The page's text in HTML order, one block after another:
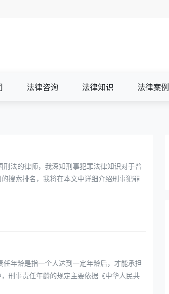
法律咨询 法律知识 法律案例
法的律师，我深知刑事犯罪法律知识对于普
搜索排名，我将在本文中详细介绍刑事犯罪
年龄是指一个人达到一定年龄后，才能承担
刑事责任年龄的规定主要依据《中华人民共